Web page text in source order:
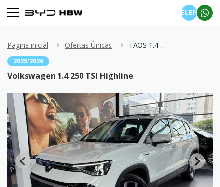
TELEFONE
Pagina inicial Ofertas Únicas TAOS 1.4 250 TSI Highline
2025/2026
Volkswagen 1.4 250 TSI Highline